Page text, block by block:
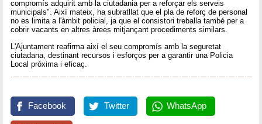
compromís adquirit amb la ciutadania per a reforçar els serveis
municipals". Així mateix, ha subratllat que el pla de reforç de personal
no es limita a l'àmbit policial, ja que el consistori treballa també per a
cobrir vacants en altres àrees mitjançant procediments similars.
L'Ajuntament reafirma així el seu compromís amb la seguretat
ciutadana, destinant recursos i esforços per a garantir una Policia
Local pròxima i eficaç.
Facebook Twitter WhatsApp